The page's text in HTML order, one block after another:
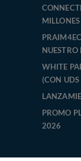
NUESTRO
WHITE
(CON UDS
PROMO
2026